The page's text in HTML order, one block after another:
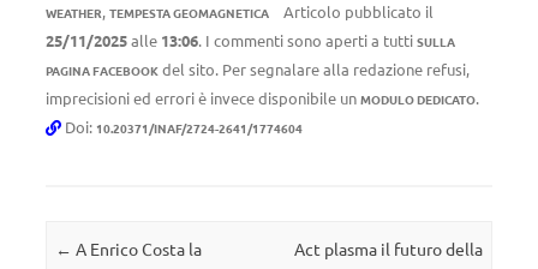
WEATHER, TEMPESTA GEOMAGNETICA
Articolo pubblicato il
25/11/2025alle 13:06. I commenti sono aperti a tutti SULLA
PAGINA FACEBOOK del sito. Per segnalare alla redazione refusi,
imprecisioni ed errori è invece disponibile un MODULO DEDICATO.
Doi: 10.20371/INAF/2724-2641/1774604
Navigazione articolo
← A Enrico Costa la
Act plasma il futuro della